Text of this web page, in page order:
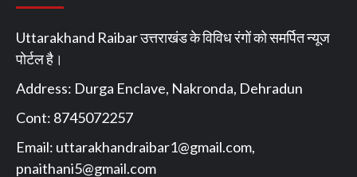
Uttarakhand Raibar उत्तराखंड के विविध रंगों को समर्पित न्यूज
पोर्टल है।
Address: Durga Enclave, Nakronda, Dehradun
Cont: 8745072257
Email: uttarakhandraibar1@gmail.com,
pnaithani5@gmail.com